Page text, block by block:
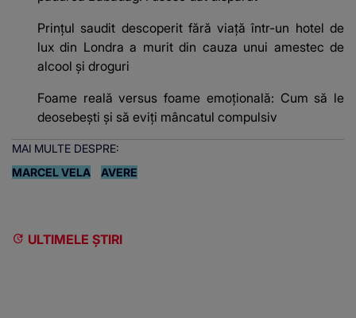
Prințul saudit descoperit fără viață într-un hotel de
lux din Londra a murit din cauza unui amestec de
alcool și droguri
Foame reală versus foame emoțională: Cum să le
deosebești și să eviți mâncatul compulsiv
MAI MULTE DESPRE:
MARCEL VELA
AVERE
ULTIMELE ȘTIRI